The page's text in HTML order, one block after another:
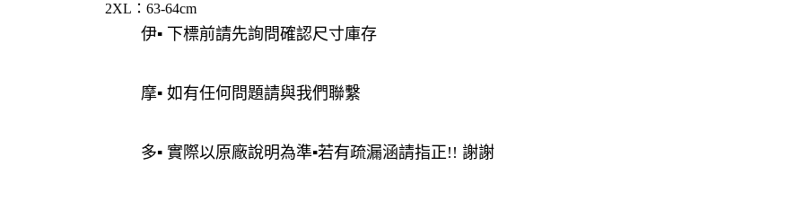
2XL：63-64cm
伊▪ 下標前請先詢問確認尺寸庫存
摩▪ 如有任何問題請與我們聯繫
多▪ 實際以原廠說明為準▪若有疏漏涵請指正!! 謝謝